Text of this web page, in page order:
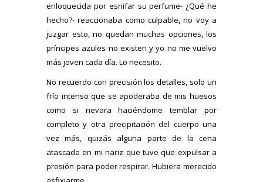
enloquecida por esnifar su perfume- ¿Qué he
hecho?- reaccionaba como culpable, no voy a
juzgar esto, no quedan muchas opciones, los
príncipes azules no existen y yo no me vuelvo
más joven cada día. Lo necesito.
No recuerdo con precisión los detalles, solo un
frío intenso que se apoderaba de mis huesos
como si nevara haciéndome temblar por
completo y otra precipitación del cuerpo una
vez más, quizás alguna parte de la cena
atascada en mi nariz que tuve que expulsar a
presión para poder respirar. Hubiera merecido